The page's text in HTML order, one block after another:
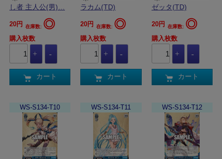
し者 主人公(男)…
20円 在庫数: ◎
購入枚数
カート
ラカム(TD)
20円 在庫数: ◎
購入枚数
カート
ゼッタ(TD)
20円 在庫数: ◎
購入枚数
カート
WS-S134-T10 WS-S134-T11 WS-S134-T12